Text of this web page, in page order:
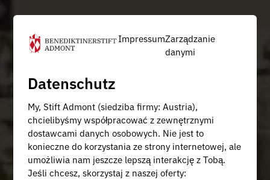
ImpressumZarządzanie
danymi
Datenschutz
My, Stift Admont (siedziba firmy: Austria),
chcielibyśmy współpracować z zewnętrznymi
dostawcami danych osobowych. Nie jest to
konieczne do korzystania ze strony internetowej, ale
umożliwia nam jeszcze lepszą interakcję z Tobą.
Jeśli chcesz, skorzystaj z naszej oferty: